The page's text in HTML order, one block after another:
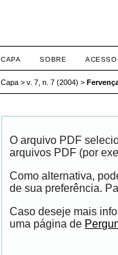
CAPA SOBRE ACESSO
Capa >v. 7, n. 7 (2004) >
O arquivo PDF
arquivos PDF (por
Como alternativa,
de sua preferência.
Caso deseje mais
uma página de